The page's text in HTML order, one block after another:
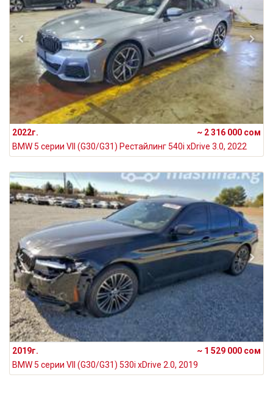
2022г.
~ 2 316 000 сом
BMW 5 серии VII (G30/G31) Рестайлинг 540i xDrive 3.0, 2022
2019г.
~ 1 529 000 сом
BMW 5 серии VII (G30/G31) 530i xDrive 2.0, 2019